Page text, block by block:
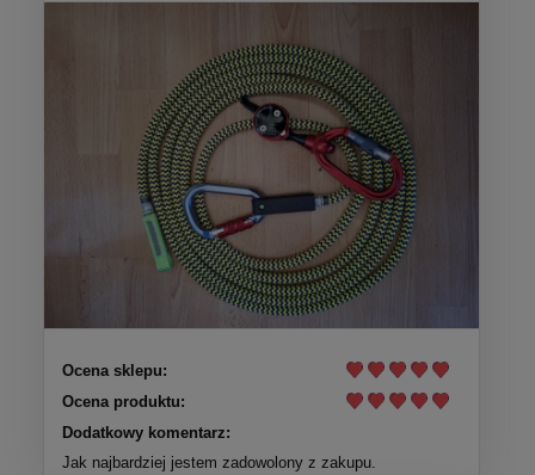
Ocena sklepu:
Ocena produktu:
Dodatkowy komentarz:
Jak najbardziej jestem zadowolony z zakupu.